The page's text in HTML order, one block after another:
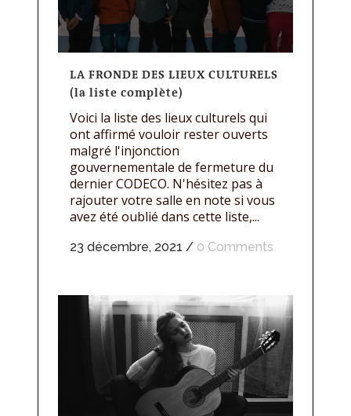
LA FRONDE DES LIEUX CULTURELS
(la liste complète)
Voici la liste des lieux culturels qui
ont affirmé vouloir rester ouverts
malgré l'injonction
gouvernementale de fermeture du
dernier CODECO. N'hésitez pas à
rajouter votre salle en note si vous
avez été oublié dans cette liste,...
23 décembre, 2021 / 0 Comments